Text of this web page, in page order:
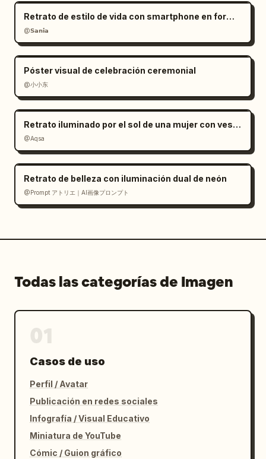
Retrato de estilo de vida con smartphone en formato RAW
@𝗦𝗮𝗻𝗶𝗮
Póster visual de celebración ceremonial
@小小东
Retrato iluminado por el sol de una mujer con vestido de satén rojo
@Aqsa
Retrato de belleza con iluminación dual de neón
@Prompt アトリエ｜AI画像プロンプト
Todas las categorías de Imagen
Casos de uso
Perfil / Avatar
Publicación en redes sociales
Infografía / Visual Educativo
Miniatura de YouTube
Cómic / Guion gráfico